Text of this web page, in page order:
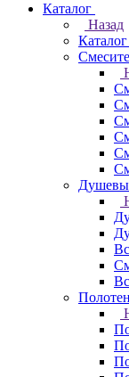
Каталог
Назад
Каталог